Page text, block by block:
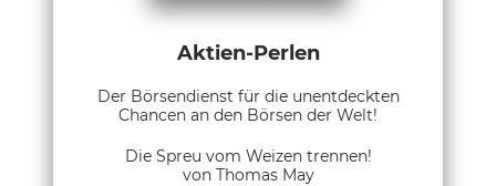
Aktien-Perlen
Der Börsendienst für die unentdeckten
Chancen an den Börsen der Welt!
Die Spreu vom Weizen trennen!
von Thomas May